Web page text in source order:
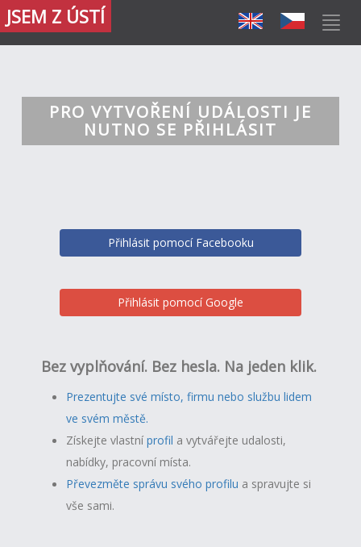
JSEM Z ÚSTÍ
PRO VYTVOŘENÍ UDÁLOSTI JE
NUTNO SE PŘIHLÁSIT
Přihlásit pomocí Facebooku
Přihlásit pomocí Google
Bez vyplňování. Bez hesla. Na jeden klik.
Prezentujte své místo, firmu nebo službu lidem
ve svém městě.
Získejte vlastníprofil a vytvářejte udalosti,
nabídky, pracovní místa.
Převezměte správu svého profilu a spravujte si
vše sami.